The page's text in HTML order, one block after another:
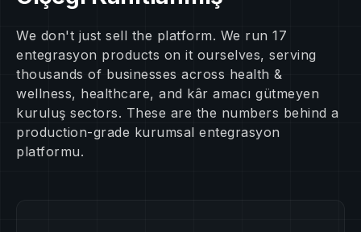
We don't just sell the platform. We run 17
entegrasyon products on it ourselves, serving
thousands of businesses across health &
wellness, healthcare, and kâr amacı gütmeyen
kuruluş sectors. These are the numbers behind a
production-grade kurumsal entegrasyon
platformu.